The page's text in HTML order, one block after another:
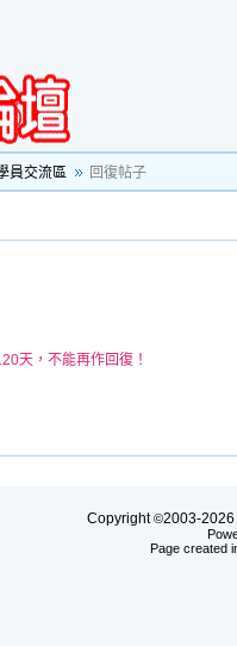
員交流區 回復帖子
天，不能再作回復！
Copyright©2003-2026
Page created